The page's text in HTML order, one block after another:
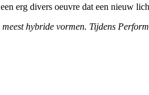
erg divers oeuvre dat een nieuw
hybride vormen. Tijdens